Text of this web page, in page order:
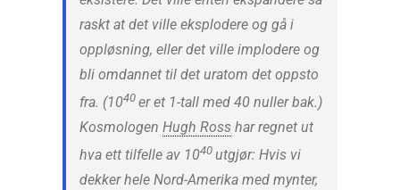
raskt at det ville eksplodere og gå i
oppløsning, eller det ville implodere og
bli omdannet til det uratom det oppsto
fra. (1040 er et 1-tall med 40 nuller bak.)
Kosmologen Hugh Ross har regnet ut
hva ett tilfelle av 1040 utgjør: Hvis vi
dekker hele Nord-Amerika med mynter,